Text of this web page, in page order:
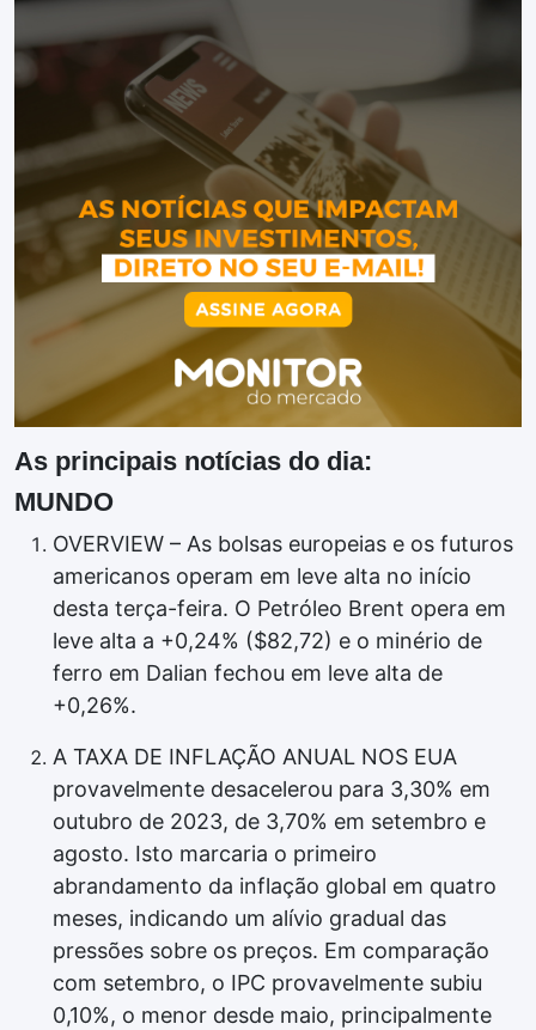
As principais notícias do dia:
MUNDO
OVERVIEW – As bolsas europeias e os futuros
americanos operam em leve alta no início
desta terça-feira. O Petróleo Brent opera em
leve alta a +0,24% ($82,72) e o minério de
ferro em Dalian fechou em leve alta de
+0,26%.
A TAXA DE INFLAÇÃO ANUAL NOS EUA
provavelmente desacelerou para 3,30% em
outubro de 2023, de 3,70% em setembro e
agosto. Isto marcaria o primeiro
abrandamento da inflação global em quatro
meses, indicando um alívio gradual das
pressões sobre os preços. Em comparação
com setembro, o IPC provavelmente subiu
0,10%, o menor desde maio, principalmente